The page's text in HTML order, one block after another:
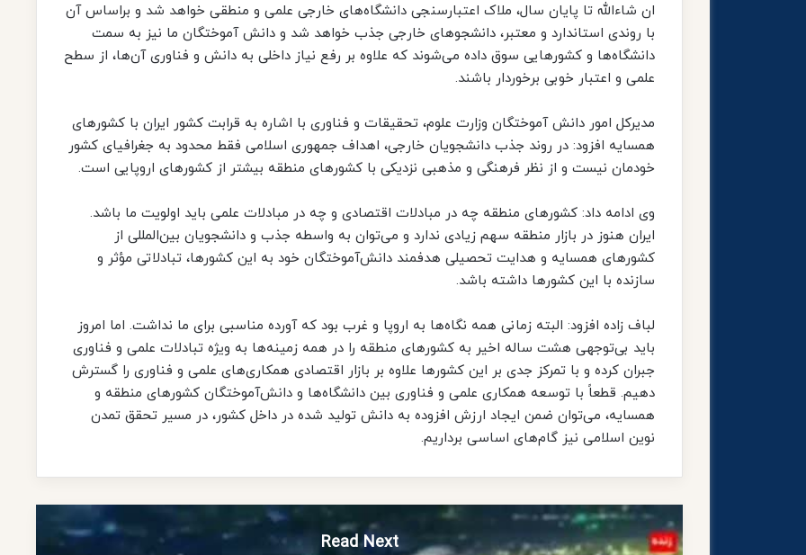
ان شاءالله تا پایان سال، ملاک اعتبارسنجی دانشگاه‌های خارجی علمی و منطقی خواهد شد و براساس آن
با روندی استاندارد و معتبر، دانشجوهای خارجی جذب خواهد شد و دانش آموختگان ما نیز به سمت
دانشگاه‌ها و کشورهایی سوق داده می‌شوند که علاوه بر رفع نیاز داخلی به دانش و فناوری آن‌ها، از سطح
علمی و اعتبار خوبی برخوردار باشند.
مدیرکل امور دانش آموختگان وزارت علوم، تحقیقات و فناوری با اشاره به قرابت کشور ایران با کشورهای
همسایه افزود: در روند جذب دانشجویان خارجی، اهداف جمهوری اسلامی فقط محدود به جغرافیای کشور
خودمان نیست و از نظر فرهنگی و مذهبی نزدیکی با کشورهای منطقه بیشتر از کشورهای اروپایی است.
وی ادامه داد: کشورهای منطقه چه در مبادلات اقتصادی و چه در مبادلات علمی باید اولویت ما باشد.
ایران هنوز در بازار منطقه سهم زیادی ندارد و می‌توان به واسطه جذب و دانشجویان بین‌المللی از
کشورهای همسایه و هدایت تحصیلی هدفمند دانش‌آموختگان خود به این کشورها، تبادلاتی مؤثر و
سازنده با این کشورها داشته باشد.
لباف زاده افزود: البته زمانی همه نگاه‌ها به اروپا و غرب بود که آورده مناسبی برای ما نداشت. اما امروز
باید بی‌توجهی هشت ساله اخیر به کشورهای منطقه را در همه زمینه‌ها به ویژه تبادلات علمی و فناوری
جبران کرده و با تمرکز جدی بر این کشورها علاوه بر بازار اقتصادی همکاری‌های علمی و فناوری را گسترش
دهیم. قطعاً با توسعه همکاری علمی و فناوری بین دانشگاه‌ها و دانش‌آموختگان کشورهای منطقه و
همسایه، می‌توان ضمن ایجاد ارزش افزوده به دانش تولید شده در داخل کشور، در مسیر تحقق تمدن
نوین اسلامی نیز گام‌های اساسی برداریم.
Read Next